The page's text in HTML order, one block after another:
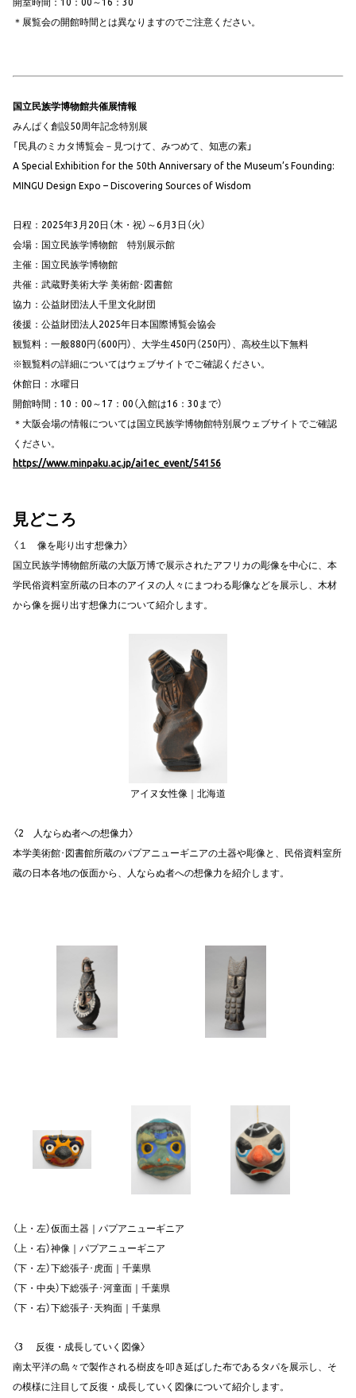
＊展覧会の開館時間とは異なりますのでご注意ください。
国立民族学博物館共催展情報
みんぱく創設50周年記念特別展
「民具のミカタ博覧会－見つけて、みつめて、知恵の素」
A Special Exhibition for the 50th Anniversary of the Museum’s Founding:
MINGU Design Expo – Discovering Sources of Wisdom
日程：2025年3月20日（木・祝）～6月3日（火）
会場：国立民族学博物館 特別展示館
主催：国立民族学博物館
共催：武蔵野美術大学 美術館･図書館
協力：公益財団法人千里文化財団
後援：公益財団法人2025年日本国際博覧会協会
観覧料：一般880円（600円）、大学生450円（250円）、高校生以下無料
※観覧料の詳細についてはウェブサイトでご確認ください。
休館日：水曜日
開館時間：10：00～17：00（入館は16：30まで）
＊大阪会場の情報については国立民族学博物館特別展ウェブサイトでご確認
ください。
https://www.minpaku.ac.jp/ai1ec_event/54156
見どころ
〈１ 像を彫り出す想像力〉
国立民族学博物館所蔵の大阪万博で展示されたアフリカの彫像を中心に、本
学民俗資料室所蔵の日本のアイヌの人々にまつわる彫像などを展示し、木材
から像を掘り出す想像力について紹介します。
アイヌ女性像｜北海道
〈2 人ならぬ者への想像力〉
本学美術館･図書館所蔵のパプアニューギニアの土器や彫像と、民俗資料室所
蔵の日本各地の仮面から、人ならぬ者への想像力を紹介します。
（上・左）仮面土器｜パプアニューギニア
（上・右）神像｜パプアニューギニア
（下・左）下総張子･虎面｜千葉県
（下・中央）下総張子･河童面｜千葉県
（下・右）下総張子･天狗面｜千葉県
〈3 反復・成長していく図像〉
南太平洋の島々で製作される樹皮を叩き延ばした布であるタパを展示し、そ
の模様に注目して反復・成長していく図像について紹介します。